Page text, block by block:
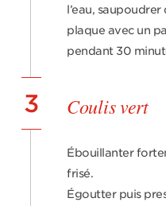
l’eau,
plaque avec un
pendant 30
3 Coulis vert
Ébouillanter
frisé.
Égoutter puis